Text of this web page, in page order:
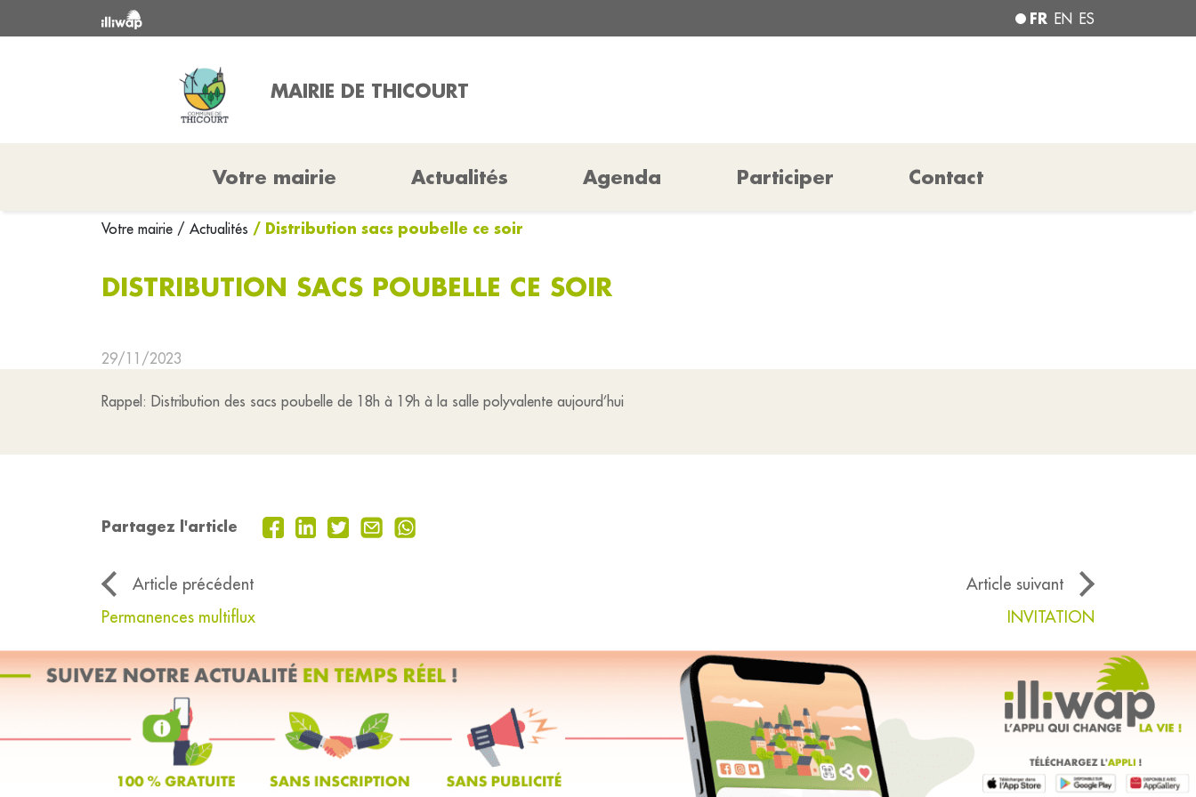
FR EN ES
MAIRIE DE THICOURT
Votre mairie Actualités Agenda Participer Contact
Votre mairie / Actualités / Distribution sacs poubelle ce soir
DISTRIBUTION SACS POUBELLE CE SOIR
29/11/2023
Rappel: Distribution des sacs poubelle de 18h à 19h à la salle polyvalente aujourd’hui
Partagez l'article
Article précédent
Article suivant
Permanences multiflux
INVITATION